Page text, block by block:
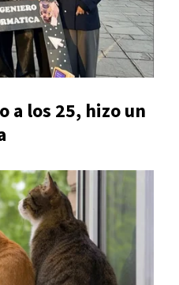
a los 25, hizo un